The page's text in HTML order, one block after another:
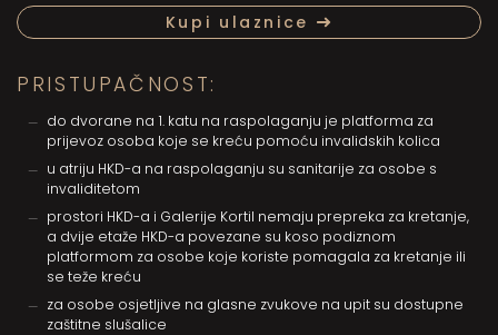
Kupi ulaznice
PRISTUPAČNOST:
do dvorane na 1. katu na raspolaganju je platforma za
prijevoz osoba koje se kreću pomoću invalidskih kolica
u atriju HKD-a na raspolaganju su sanitarije za osobe s
invaliditetom
prostori HKD-a i Galerije Kortil nemaju prepreka za kretanje,
a dvije etaže HKD-a povezane su koso podiznom
platformom za osobe koje koriste pomagala za kretanje ili
se teže kreću
za osobe osjetljive na glasne zvukove na upit su dostupne
zaštitne slušalice